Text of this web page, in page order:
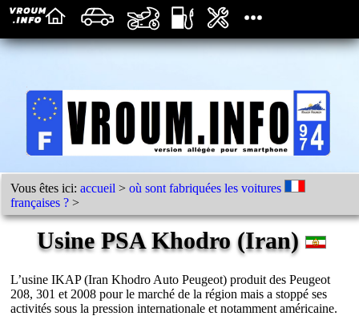
Vous êtes ici:accueil >où sont fabriquées les voitures
françaises ? >
Usine PSA Khodro (Iran)
L’usine IKAP (Iran Khodro Auto Peugeot) produit des Peugeot
208, 301 et 2008 pour le marché de la région mais a stoppé ses
activités sous la pression internationale et notamment américaine.